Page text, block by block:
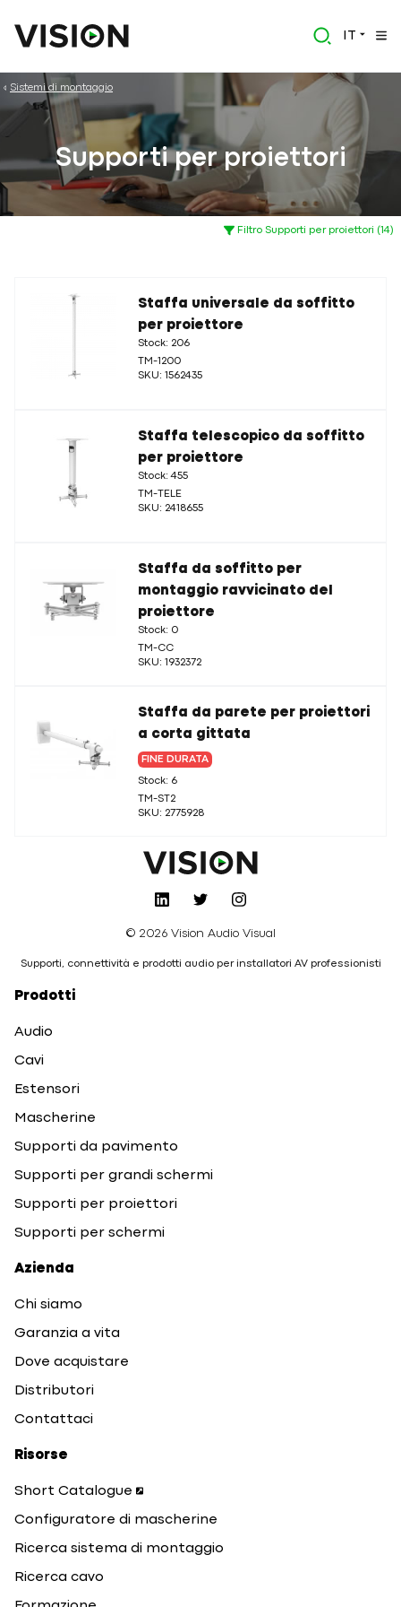
IT
Sistemi di montaggio
Supporti per proiettori
Filtro Supporti per proiettori (14)
Staffa universale da soffitto
per proiettore
Stock: 206
TM-1200
SKU: 1562435
Staffa telescopico da soffitto
per proiettore
Stock: 455
TM-TELE
SKU: 2418655
Staffa da soffitto per
montaggio ravvicinato del
proiettore
Stock: 0
TM-CC
SKU: 1932372
Staffa da parete per proiettori
a corta gittata
FINE DURATA
Stock: 6
TM-ST2
SKU: 2775928
© 2026 Vision Audio Visual
Supporti, connettività e prodotti audio per installatori AV professionisti
Prodotti
Audio
Cavi
Estensori
Mascherine
Supporti da pavimento
Supporti per grandi schermi
Supporti per proiettori
Supporti per schermi
Azienda
Chi siamo
Garanzia a vita
Dove acquistare
Distributori
Contattaci
Risorse
Short Catalogue
Configuratore di mascherine
Ricerca sistema di montaggio
Ricerca cavo